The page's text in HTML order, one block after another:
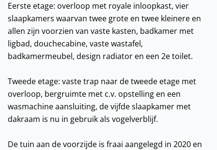
Eerste etage: overloop met royale inloopkast, vier
slaapkamers waarvan twee grote en twee kleinere en
allen zijn voorzien van vaste kasten, badkamer met
ligbad, douchecabine, vaste wastafel,
badkamermeubel, design radiator en een 2e toilet.
Tweede etage: vaste trap naar de tweede etage met
overloop, bergruimte met c.v. opstelling en een
wasmachine aansluiting, de vijfde slaapkamer met
dakraam is nu in gebruik als vogelverblijf.
De tuin aan de voorzijde is fraai aangelegd in 2020 en